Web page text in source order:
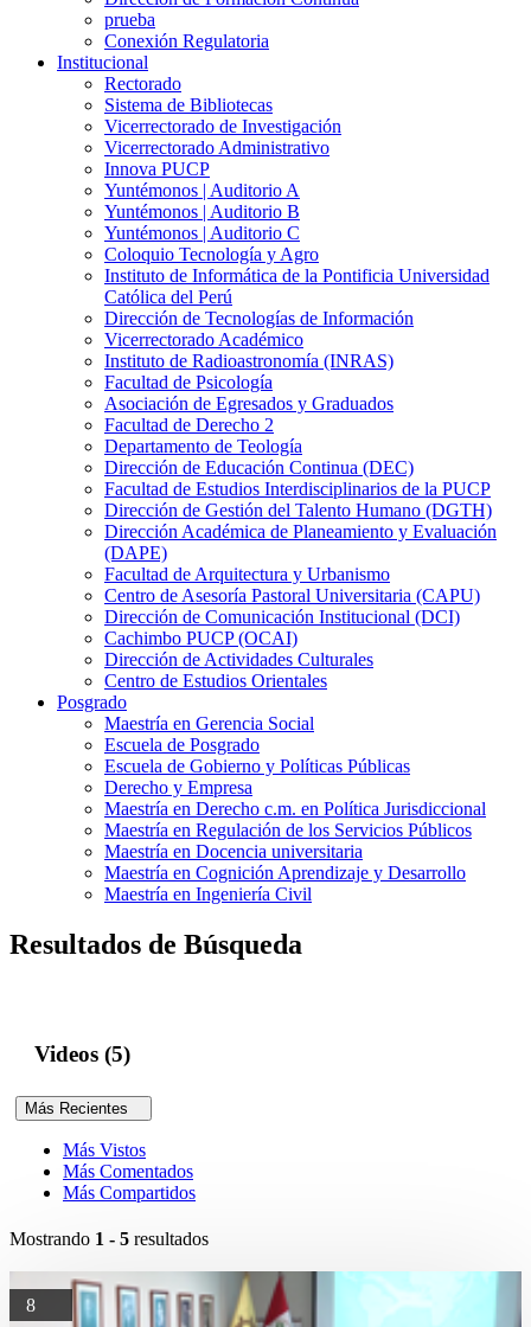
prueba
Conexión Regulatoria
Institucional
Rectorado
Sistema de Bibliotecas
Vicerrectorado de Investigación
Vicerrectorado Administrativo
Innova PUCP
Yuntémonos | Auditorio A
Yuntémonos | Auditorio B
Yuntémonos | Auditorio C
Coloquio Tecnología y Agro
Instituto de Informática de la Pontificia Universidad
Católica del Perú
Dirección de Tecnologías de Información
Vicerrectorado Académico
Instituto de Radioastronomía (INRAS)
Facultad de Psicología
Asociación de Egresados y Graduados
Facultad de Derecho 2
Departamento de Teología
Dirección de Educación Continua (DEC)
Facultad de Estudios Interdisciplinarios de la PUCP
Dirección de Gestión del Talento Humano (DGTH)
Dirección Académica de Planeamiento y Evaluación
(DAPE)
Facultad de Arquitectura y Urbanismo
Centro de Asesoría Pastoral Universitaria (CAPU)
Dirección de Comunicación Institucional (DCI)
Cachimbo PUCP (OCAI)
Dirección de Actividades Culturales
Centro de Estudios Orientales
Posgrado
Maestría en Gerencia Social
Escuela de Posgrado
Escuela de Gobierno y Políticas Públicas
Derecho y Empresa
Maestría en Derecho c.m. en Política Jurisdiccional
Maestría en Regulación de los Servicios Públicos
Maestría en Docencia universitaria
Maestría en Cognición Aprendizaje y Desarrollo
Maestría en Ingeniería Civil
Resultados de Búsqueda
Videos (5)
Más Recientes
Más Vistos
Más Comentados
Más Compartidos
Mostrando 1 - 5 resultados
8